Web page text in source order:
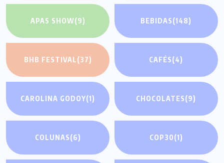
APAS SHOW(9) BEBIDAS(148)
BHB FESTIVAL(37) CAFÉS(4)
CAROLINA GODOY(1) CHOCOLATES(9)
COLUNAS(6) COP30(1)